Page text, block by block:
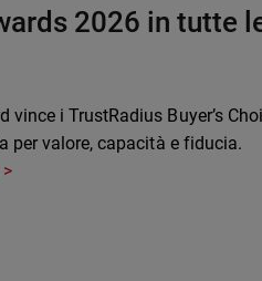
2026 in tutte
vince i TrustRadius Buyer’s
per valore, capacità e fiducia.